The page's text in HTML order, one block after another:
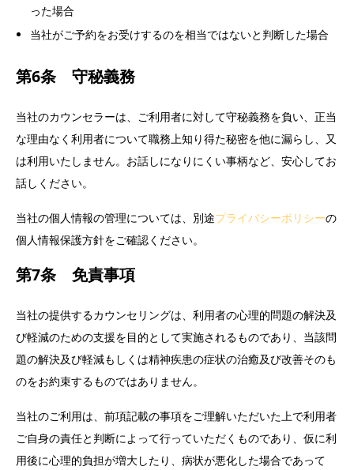
った場合
当社がご予約をお受けするのを相当ではないと判断した場合
第6条 守秘義務
当社のカウンセラーは、ご利用者に対して守秘義務を負い、正当
な理由なく利用者について職務上知り得た秘密を他に漏らし、又
は利用いたしません。お話しになりにくい事柄など、安心してお
話しください。
当社の個人情報の管理については、別途プライバシーポリシーの
個人情報保護方針をご確認ください。
第7条 免責事項
当社の提供するカウンセリングは、利用者の心理的問題の解決及
び軽減のための支援を目的として実施されるものであり、当該問
題の解決及び軽減もしくは精神疾患の症状の治癒及び改善そのも
のをお約束するものではありません。
当社のご利用は、前項記載の事項をご理解いただいた上で利用者
ご自身の責任と判断によって行っていただくものであり、仮に利
用後に心理的負担が増大したり、病状が悪化した場合であって